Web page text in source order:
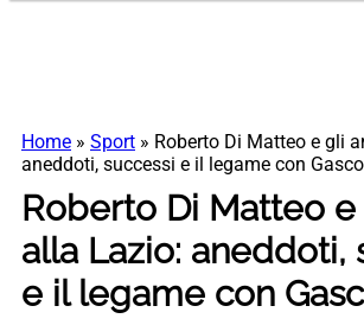
Home » Sport » Roberto Di Matteo e gli
aneddoti, successi e il legame con
Roberto Di Matteo
alla Lazio: aneddoti,
e il legame con